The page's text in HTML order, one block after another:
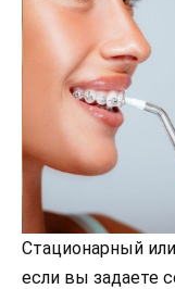
Стационарный
если вы задаете